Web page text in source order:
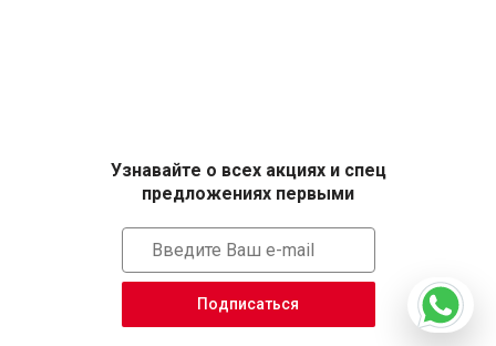
Узнавайте о всех акциях и спец
предложениях первыми
Подписаться